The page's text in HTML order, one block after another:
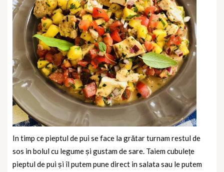
In timp ce pieptul de pui se face la grătar turnam restul de
sos in bolul cu legume și gustam de sare. Taiem cubulețe
pieptul de pui și îl putem pune direct in salata sau le putem